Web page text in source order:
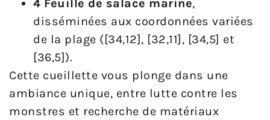
4 Feuille de salace marine,
disséminées aux coordonnées variées
de la plage ([34,12], [32,11], [34,5] et
[36,5]).
Cette cueillette vous plonge dans une
ambiance unique, entre lutte contre les
monstres et recherche de matériaux